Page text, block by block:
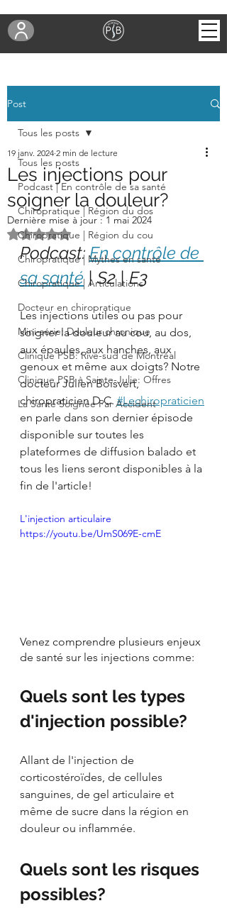
Post
Tous les posts
Podcast | En contrôle de sa santé
Chiropratique | Région du dos
Chiropratique | Région du cou
Chiropratique | Mythes en santé
Chiropratique | Articulations
Docteur en chiropratique
Mini-série: Douleur chronique
Clinique PSB: Rive-sud de Montréal
Clinique PSB à Sainte-Julie: Offres
La Santé Soignée Par Accident
Tous les posts
Les injections pour
soigner la douleur?
19 janv. 2024 2 min de lecture
Dernière mise à jour :1 mai 2024
Noté NaN étoiles sur 5.
Podcast: En contrôle de
sa santé | S2 | E3
Les injections utiles ou pas pour
soigner la douleur au cou, au dos,
aux épaules, aux hanches, aux
genoux et même aux doigts? Notre
docteur Julien Boisvert,
chiropraticien D.C. #Lechiropraticien
en parle dans son dernier épisode
disponible sur toutes les
plateformes de diffusion balado et
tous les liens seront disponibles à la
fin de l'article!
L'injection articulaire
https://youtu.be/UmS069E-cmE
Venez comprendre plusieurs enjeux
de santé sur les injections comme:
Quels sont les types
d'injection possible?
Allant de l'injection de
corticostéroïdes, de cellules
sanguines, de gel articulaire et
même de sucre dans la région en
douleur ou inflammée.
Quels sont les risques
possibles?